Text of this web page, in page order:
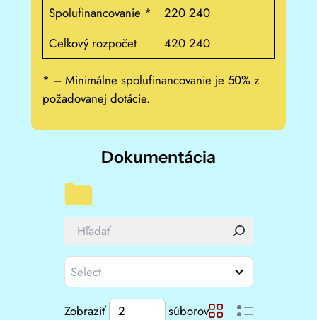
Spolufinancovanie *
220 240
Celkový rozpočet
420 240
* – Minimálne spolufinancovanie je 50% z
požadovanej dotácie.
Dokumentácia
Zobraziť súborov